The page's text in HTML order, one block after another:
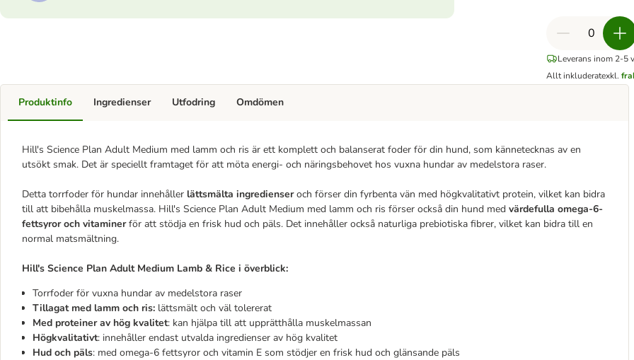
Leverans inom 2-5
Allt inkluderatexkl.
Produktinfo
Hill's Science Plan Adult Medium med lamm och ris är ett komplett och balanserat foder för din hund, som kännetecknas av en
utsökt smak. Det är speciellt framtaget för att möta energi- och näringsbehovet hos vuxna hundar av medelstora raser.
Detta torrfoder för hundar innehåller lättsmälta ingredienseroch förser din fyrbenta vän med högkvalitativt protein, vilket kan bidra
till att bibehålla muskelmassa. Hill's Science Plan Adult Medium med lamm och ris förser också din hund med värdefulla omega-6-
fettsyror och vitaminerför att stödja en frisk hud och päls. Det innehåller också naturliga prebiotiska fibrer, vilket kan bidra till en
normal matsmältning.
Hill's Science Plan Adult Medium Lamb & Rice i överblick:
Torrfoder för vuxna hundar av medelstora raser
Tillagat med lamm och ris: lättsmält och väl tolererat
Med proteiner av hög kvalitet: kan hjälpa till att upprätthålla muskelmassan
Högkvalitativt: innehåller endast utvalda ingredienser av hög kvalitet
Hud och päls: med omega-6 fettsyror och vitamin E som stödjer en frisk hud och glänsande päls
Ingredienser Utfodring Omdömen